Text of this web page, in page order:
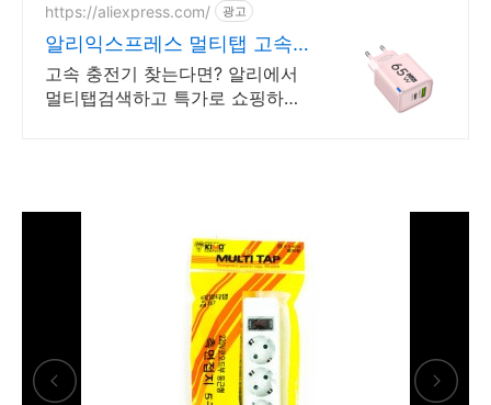
https://aliexpress.com/ 광고
알리익스프레스 멀티탭 고속충
전기 알리에 다있다!
고속 충전기 찾는다면? 알리에서
멀티탭검색하고 특가로 쇼핑하세